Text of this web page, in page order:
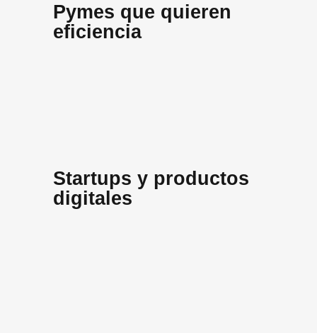
Pymes que quieren
eficiencia
Startups y productos
digitales